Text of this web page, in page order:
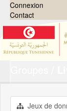
Connexion
Contact
GroupesJeux de